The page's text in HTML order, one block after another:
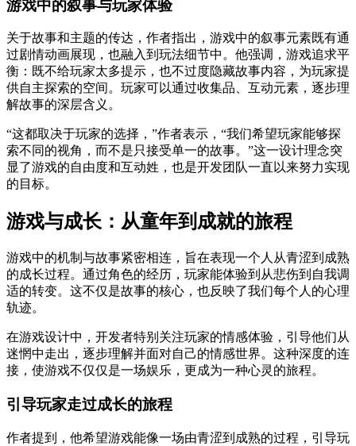
游戏中的叙事与玩家体验
关于故事和主题的传达，作者指出，游戏中的叙事元素既有通
过剧情动画展现，也融入到玩法细节中。他强调，游戏追求平
衡：既不给玩家太多提示，也不过度隐藏故事内容，为玩家提
供自主探索的空间。玩家可以通过收集品、互动元素，逐步理
解故事的深层含义。
“这都取决于玩家的选择，”作者表示，“我们希望玩家能够探
索不同的视角，而不是只接受单一的故事。”这一设计理念突
显了游戏的自由度和互动姓，也是开发团队一直以来努力实现
的目标。
游戏与成长：从童年到成就的旅程
游戏中的机制与故事紧密相连，旨在表现一个人从青涩到成熟
的成长过程。通过角色的经历，玩家能体验到从悲伤到自我调
适的转变。这不仅是故事的核心，也反映了我们每个人的心理
轨迹。
在游戏设计中，开发者特别关注玩家的情感体验，引导他们从
迷惘中走出，逐步理解并面对自己的情感世界。这种深度的连
接，使游戏不仅仅是一场娱乐，更成为一种心灵的旅程。
引导玩家走过成长的旅程
作者提到，他希望游戏能像一场由青涩到成熟的过程，引导玩